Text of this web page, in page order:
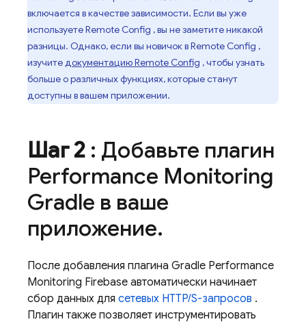
включается в качестве зависимости. Если вы уже
используетеRemote Config , вы не заметите никакой
разницы. Однако, если вы новичок вRemote Config ,
изучитедокументациюRemote Config , чтобы узнать
больше о различных функциях, которые станут
доступны в вашем приложении.
Шаг 2 : Добавьте плагин
Performance Monitoring
Gradle в ваше
приложение.
После добавления плагина Gradle Performance
Monitoring Firebase автоматически начинает
сбор данных для сетевых HTTP/S-запросов .
Плагин также позволяет инструментировать